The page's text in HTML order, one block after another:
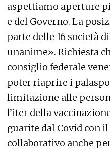
aspettiamo aperture
e del Governo. La
parte delle 16 società
unanime». Richiesta
consiglio federale
poter riaprire i
limitazione alle
l’iter della
guarite dal Covid con
collaborativo anche